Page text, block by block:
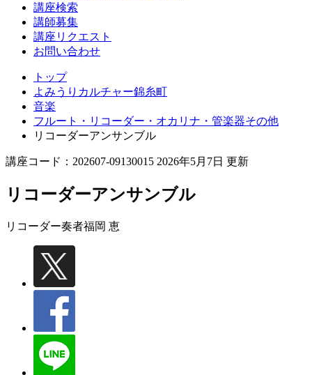
講座検索
講師募集
講座リクエスト
お問い合わせ
トップ
よみうりカルチャー錦糸町
音楽
フルート・リコーダー・オカリナ・管楽器その他
リコーダーアンサンブル
講座コード：202607-09130015 2026年5月7日 更新
リコーダーアンサンブル
リコーダー奏者福岡 恵